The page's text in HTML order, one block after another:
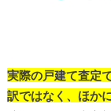
実際の戸建て査定
訳ではなく、ほか